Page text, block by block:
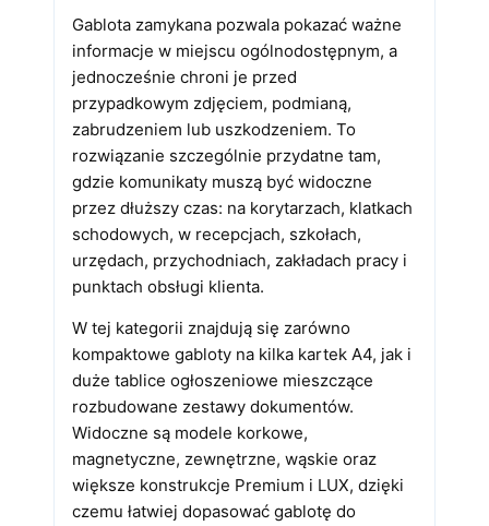
Gablota zamykana pozwala pokazać ważne
informacje w miejscu ogólnodostępnym, a
jednocześnie chroni je przed
przypadkowym zdjęciem, podmianą,
zabrudzeniem lub uszkodzeniem. To
rozwiązanie szczególnie przydatne tam,
gdzie komunikaty muszą być widoczne
przez dłuższy czas: na korytarzach, klatkach
schodowych, w recepcjach, szkołach,
urzędach, przychodniach, zakładach pracy i
punktach obsługi klienta.
W tej kategorii znajdują się zarówno
kompaktowe gabloty na kilka kartek A4, jak i
duże tablice ogłoszeniowe mieszczące
rozbudowane zestawy dokumentów.
Widoczne są modele korkowe,
magnetyczne, zewnętrzne, wąskie oraz
większe konstrukcje Premium i LUX, dzięki
czemu łatwiej dopasować gablotę do